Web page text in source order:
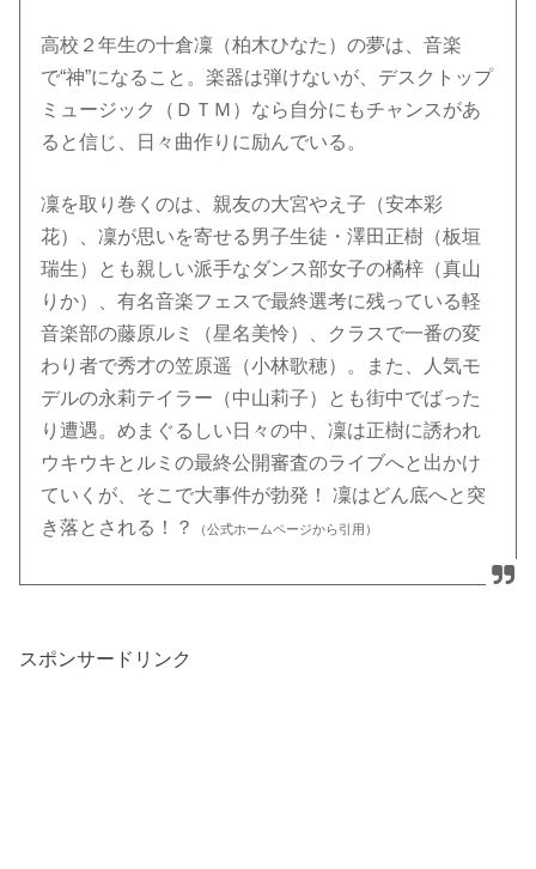
高校２年生の十倉凜（柏木ひなた）の夢は、音楽
で“神”になること。楽器は弾けないが、デスクトップ
ミュージック（ＤＴＭ）なら自分にもチャンスがあ
ると信じ、日々曲作りに励んでいる。
凜を取り巻くのは、親友の大宮やえ子（安本彩
花）、凜が思いを寄せる男子生徒・澤田正樹（板垣
瑞生）とも親しい派手なダンス部女子の橘梓（真山
りか）、有名音楽フェスで最終選考に残っている軽
音楽部の藤原ルミ（星名美怜）、クラスで一番の変
わり者で秀才の笠原遥（小林歌穂）。また、人気モ
デルの永莉テイラー（中山莉子）とも街中でばった
り遭遇。めまぐるしい日々の中、凜は正樹に誘われ
ウキウキとルミの最終公開審査のライブへと出かけ
ていくが、そこで大事件が勃発！ 凜はどん底へと突
き落とされる！？
（公式ホームページから引用）
スポンサードリンク